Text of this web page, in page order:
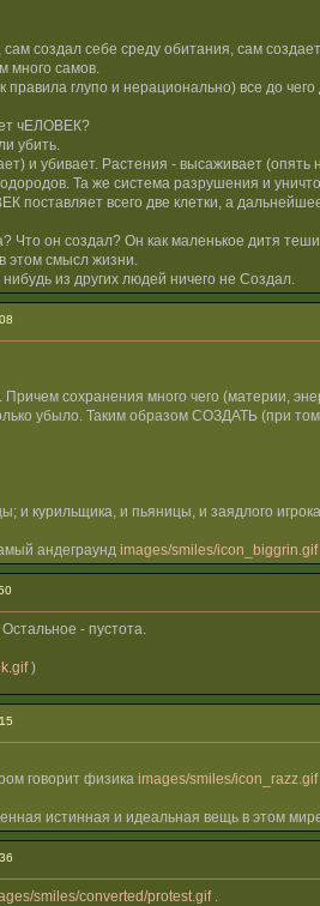
создал себе среду обитания, сам
много самов.
правила глупо и нерационально) все до
чЕЛОВЕК?
убить.
и убивает. Растения - высаживает (опять
Та же система разрушения и
поставляет всего две клетки, а
Что он создал? Он как маленькое дитя
этом смысл жизни.
из других людей ничего не Создал.
Причем сохранения много чего (материи,
убыло. Таким образом СОЗДАТЬ (при
и курильщика, и пьяницы, и заядлого
андеграунд images/smiles/icon_biggrin.gif
- пустота.
)
говорит физика images/smiles/icon_razz.gif
истинная и идеальная вещь в этом
smiles/converted/protest.gif.